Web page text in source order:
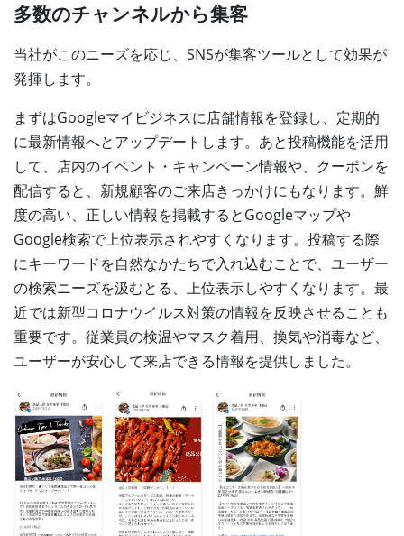
多数のチャンネルから集客
当社がこのニーズを応じ、SNSが集客ツールとして効果が
発揮します。
まずはGoogleマイビジネスに店舗情報を登録し、定期的
に最新情報へとアップデートします。あと投稿機能を活用
して、店内のイベント・キャンペーン情報や、クーポンを
配信すると、新規顧客のご来店きっかけにもなります。鮮
度の高い、正しい情報を掲載するとGoogleマップや
Google検索で上位表示されやすくなります。投稿する際
にキーワードを自然なかたちで入れ込むことで、ユーザー
の検索ニーズを汲むとる、上位表示しやすくなります。最
近では新型コロナウイルス対策の情報を反映させることも
重要です。従業員の検温やマスク着用、換気や消毒など、
ユーザーが安心して来店できる情報を提供しました。